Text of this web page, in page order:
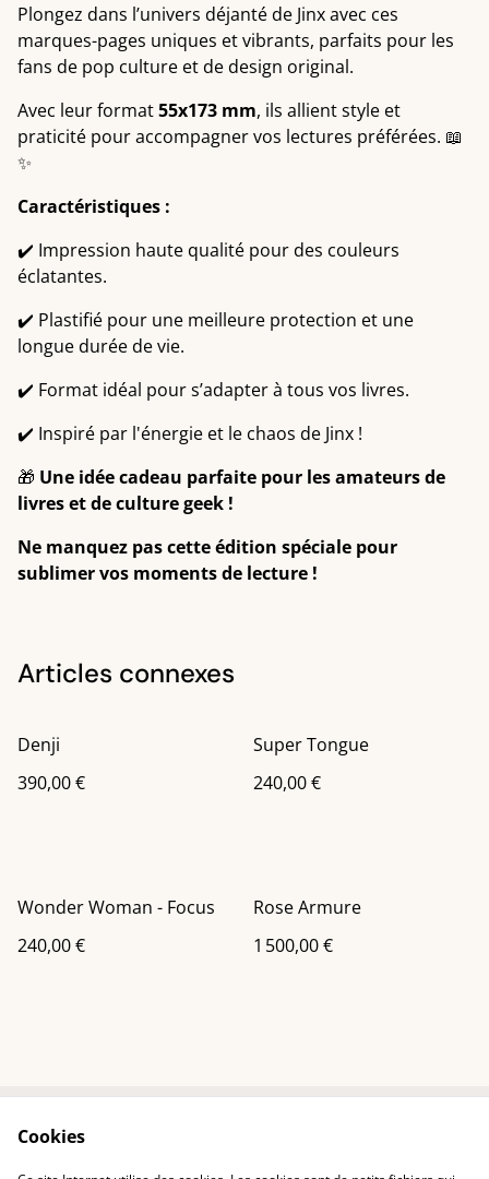
Plongez dans l’univers déjanté de Jinx avec ces
marques-pages uniques et vibrants, parfaits pour les
fans de pop culture et de design original.
Avec leur format55x173 mm, ils allient style et
praticité pour accompagner vos lectures préférées. 📖
✨
Caractéristiques :
✔️ Impression haute qualité pour des couleurs
éclatantes.
✔️ Plastifié pour une meilleure protection et une
longue durée de vie.
✔️ Format idéal pour s’adapter à tous vos livres.
✔️ Inspiré par l'énergie et le chaos de Jinx !
🎁 Une idée cadeau parfaite pour les amateurs de
livres et de culture geek !
Ne manquez pas cette édition spéciale pour
sublimer vos moments de lecture !
Articles connexes
Denji
390,00 €
Super Tongue
240,00 €
Wonder Woman - Focus
240,00 €
Rose Armure
1 500,00 €
Politique de
Politique de cookies
Cookies